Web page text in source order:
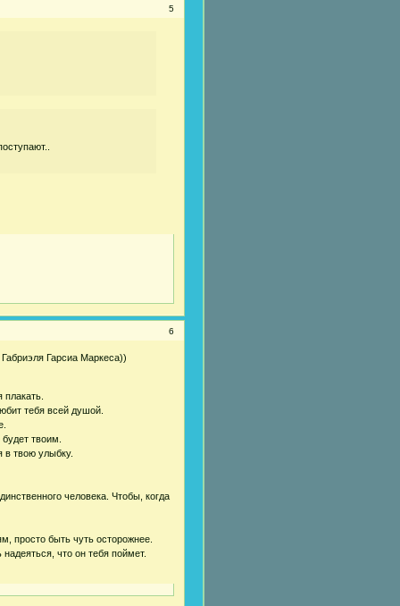
5
6
Гарсиа Маркеса))
тебя всей душой.
твоим.
в твою улыбку.
человека. Чтобы, когда
просто быть чуть осторожнее.
что он тебя поймет.